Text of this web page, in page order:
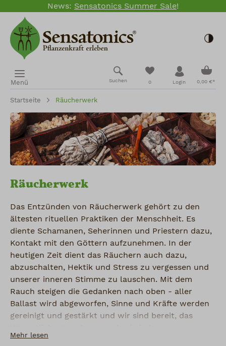
Zum Hauptinhalt springen
News: Sensatonics Summer Sale!
Menü Suchen 0
Du hast 0
Login 0,00 €*
Startseite Räucherwerk
Räucherwerk
Das Entzünden von Räucherwerk gehört zu den
ältesten rituellen Praktiken der Menschheit. Es
diente Schamanen, Seherinnen und Priestern dazu,
Kontakt mit den Göttern aufzunehmen. In der
heutigen Zeit dient das Räuchern auch dazu,
abzuschalten, Hektik und Stress zu vergessen und
unserer inneren Stimme zu lauschen. Mit dem
Rauch steigen die Gedanken nach oben - aller
Ballast wird abgeworfen, Sinne und Kräfte werden
gereinigt und gestärkt und wir sind bereit, das
verborgen liegt.
Mehr lesen